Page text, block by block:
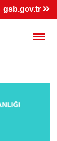
gsb.gov.tr×
Kredi/Yurt